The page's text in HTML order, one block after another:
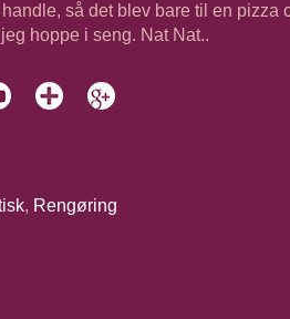
så det blev bare til en pizza
hoppe i seng. Nat Nat..
, Rengøring